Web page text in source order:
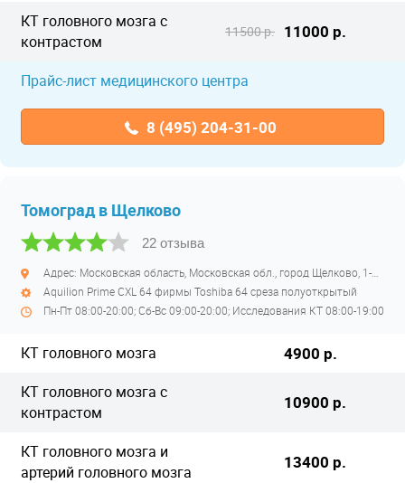
КТ головного мозга с
контрастом
11500 р. 11000 р.
Прайс-лист медицинского центра
8 (495) 204-31-00
Томоград в Щелково
22 отзыва
Aquilion Primе CXL 64 фирмы Toshiba 64 среза полуоткрытый
Пн-Пт 08:00-20:00; Сб-Вс 09:00-20:00; Исследования КТ 08:00-19:00
КТ головного мозга 4900 р.
КТ головного мозга с
контрастом
10900 р.
КТ головного мозга и
артерий головного мозга
13400 р.